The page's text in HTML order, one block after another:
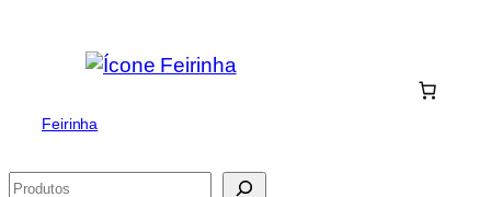
Feirinha
Pesquisar